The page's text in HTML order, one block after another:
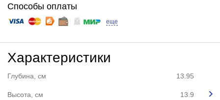
Способы оплаты
еще
Характеристики
Глубина, см 13.95
Высота, см 13.9